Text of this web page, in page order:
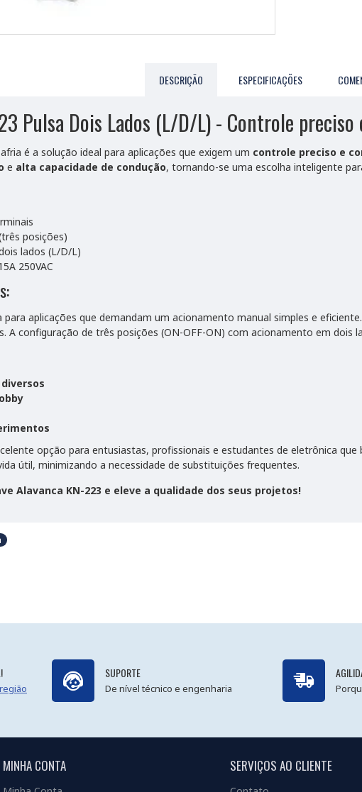
DESCRIÇÃO ESPECIFICAÇÕES
Pulsa Dois Lados (L/D/L) - Controle
é a solução ideal para aplicações que exigem um controle preciso e
e alta capacidade de condução, tornando-se uma escolha inteligente
posições)
lados (L/D/L)
250VAC
aplicações que demandam um acionamento manual simples e
A configuração de três posições (ON-OFF-ON) com acionamento em
opção para entusiastas, profissionais e estudantes de eletrônica
útil, minimizando a necessidade de substituições frequentes.
Alavanca KN-223 e eleve a qualidade dos seus projetos!
SUPORTE
De nível técnico e engenharia
MINHA CONTA SERVIÇOS AO CLIENTE